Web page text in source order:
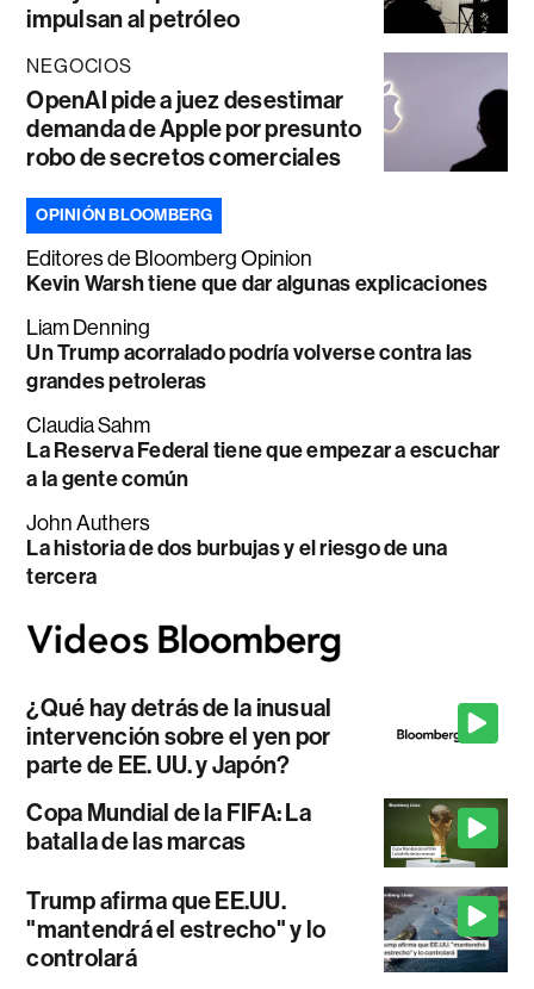
impulsan al petróleo
NEGOCIOS
OpenAI pide a juez desestimar
demanda de Apple por presunto
robo de secretos comerciales
OPINIÓN BLOOMBERG
Editores de Bloomberg Opinion
Kevin Warsh tiene que dar algunas explicaciones
Liam Denning
Un Trump acorralado podría volverse contra las
grandes petroleras
Claudia Sahm
La Reserva Federal tiene que empezar a escuchar
a la gente común
John Authers
La historia de dos burbujas y el riesgo de una
tercera
¿Qué hay detrás de la inusual
intervención sobre el yen por
parte de EE. UU. y Japón?
Copa Mundial de la FIFA: La
batalla de las marcas
Trump afirma que EE.UU.
"mantendrá el estrecho" y lo
controlará